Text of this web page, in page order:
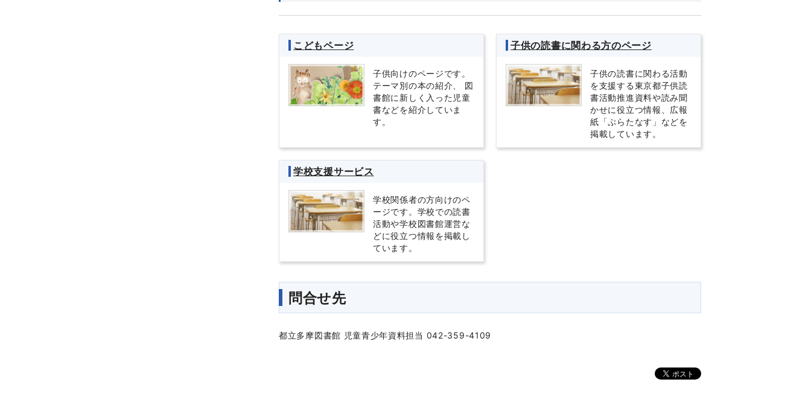
こどもページ
子供向けのページです。
テーマ別の本の紹介、 図
書館に新しく入った児童
書などを紹介していま
す。
子供の読書に関わる方のページ
子供の読書に関わる活動
を支援する東京都子供読
書活動推進資料や読み聞
かせに役立つ情報、広報
紙「ぷらたなす」などを
掲載しています。
学校支援サービス
学校関係者の方向けのペ
ージです。学校での読書
活動や学校図書館運営な
どに役立つ情報を掲載し
ています。
問合せ先
都立多摩図書館 児童青少年資料担当 042-359-4109